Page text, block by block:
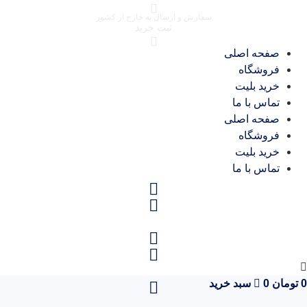
سفارش و ارسال به خارج از کشور
ثبت خرید
صفحه اصلی
فروشگاه
خرید بلیت
تماس با ما
صفحه اصلی
فروشگاه
خرید بلیت
تماس با ما
0 سبد خرید